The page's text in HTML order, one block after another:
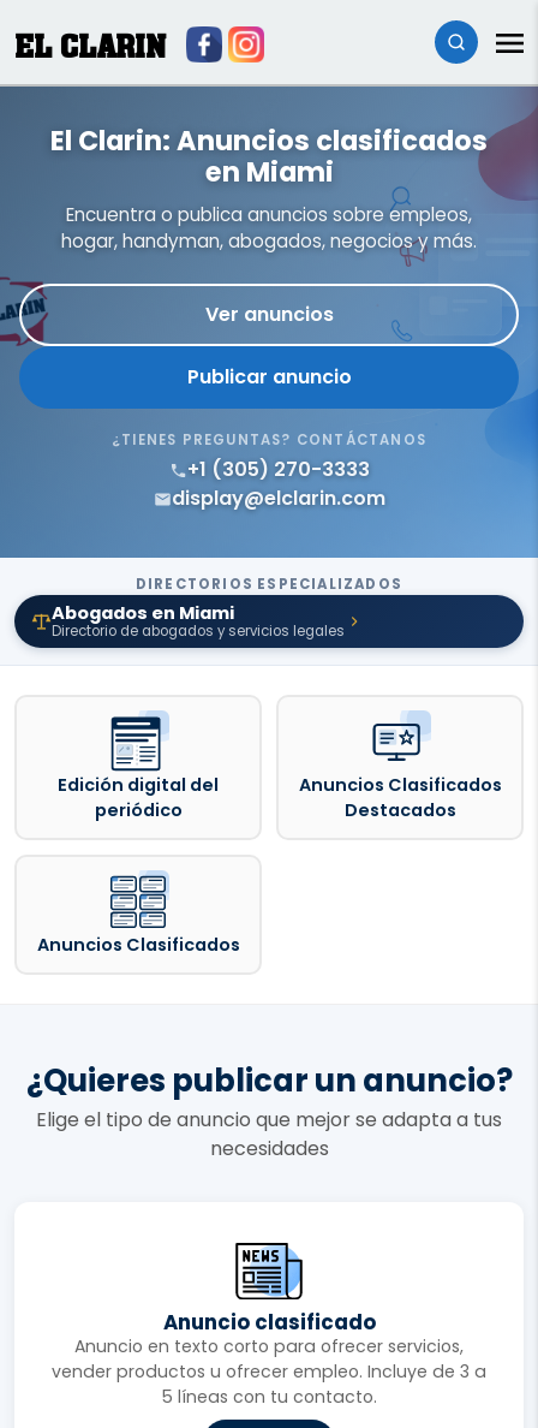
EL CLARIN
El Clarin: Anuncios clasificados
en Miami
Encuentra o publica anuncios sobre empleos,
hogar, handyman, abogados, negocios y más.
Ver anuncios
Publicar anuncio
¿TIENES PREGUNTAS? CONTÁCTANOS
+1 (305) 270-3333
display@elclarin.com
DIRECTORIOS ESPECIALIZADOS
Abogados en Miami
Directorio de abogados y servicios legales
Edición digital del
periódico
Anuncios Clasificados
Destacados
Anuncios Clasificados
¿Quieres publicar un anuncio?
Elige el tipo de anuncio que mejor se adapta a tus
necesidades
Anuncio clasificado
Anuncio en texto corto para ofrecer servicios,
vender productos u ofrecer empleo. Incluye de 3 a
5 líneas con tu contacto.